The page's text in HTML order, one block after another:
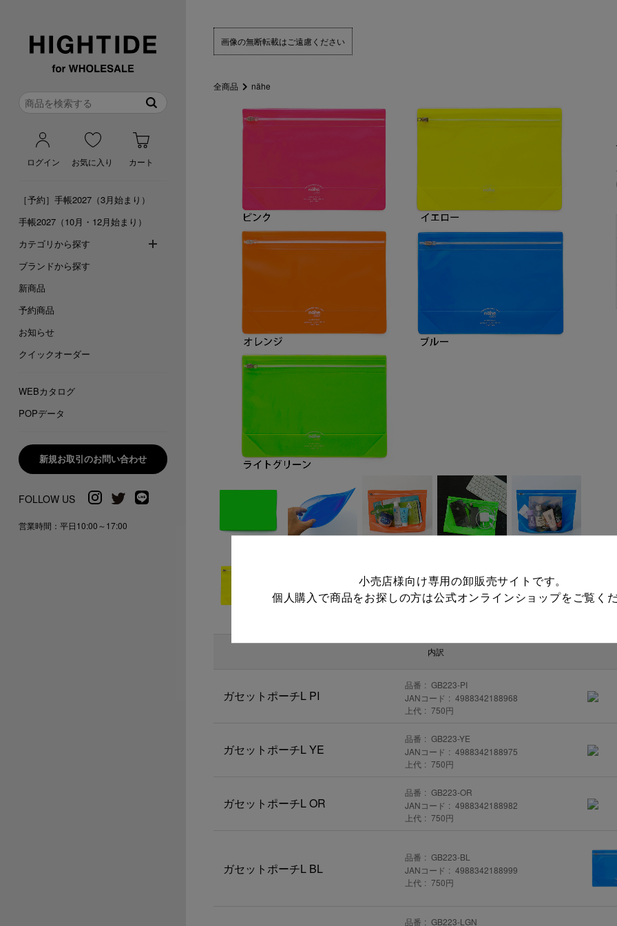
小売店様向け専用の卸販売サイトです。
個人購入で商品をお探しの方は公式オンラインショップをご覧く
ログイン お気に入り カート
［予約］手帳2027（3月始まり）
手帳2027（10月・12月始まり）
カテゴリから探す
ブランドから探す
新商品
予約商品
お知らせ
クイックオーダー
WEBカタログ
POPデータ
新規お取引のお問い合わせ
営業時間：平日10:00～17:00
画像の無断転載はご遠慮ください
全商品 nähe
内訳
ガセットポーチL PI
品番
GB223-PI
JANコード
4988342188968
上代
750円
ガセットポーチL YE
品番
GB223-YE
JANコード
4988342188975
上代
750円
ガセットポーチL OR
品番
GB223-OR
JANコード
4988342188982
上代
750円
ガセットポーチL BL
品番
GB223-BL
JANコード
4988342188999
上代
750円
品番 GB223-LGN